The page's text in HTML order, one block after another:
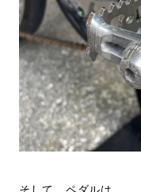
そして、ペダルは